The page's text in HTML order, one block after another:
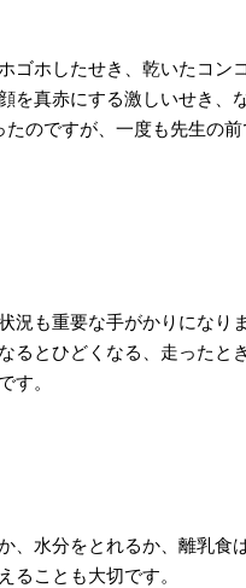
ゴホしたせき、乾いたコン
を真赤にする激しいせき、
たのですが、一度も先生の
況も重要な手がかりになり
るとひどくなる、走ったと
す。
水分をとれるか、離乳食
ることも大切です。